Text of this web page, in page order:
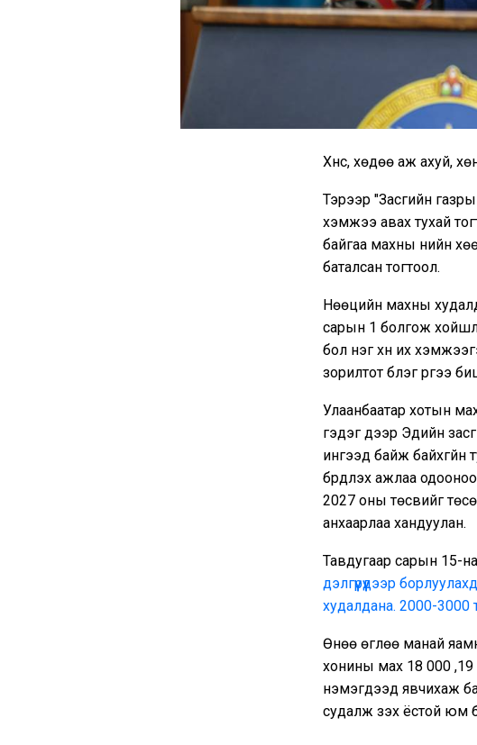
Хүнс, хөдөө аж ахуй,
Тэрээр "Засгийн
хэмжээ авах тухай
байгаа махны үнийн
баталсан тогтоол.
Нөөцийн махны
сарын 1 болгож
бол нэг хүн их
зорилтот бүлэг рүүгээ
Улаанбаатар хотын
гэдэг дээр Эдийн
ингээд байж байхгүйн
бүрдүүлэх ажлаа
2027 оны төсвийг
анхаарлаа хандуулан.
Тавдугаар сарын 15-
дэлгүүрүүдээр
худалдана. 2000-3000
Өнөө өглөө манай
хонины мах 18 000 ,19
нэмэгдээд явчихаж
судалж үзэх ёстой юм